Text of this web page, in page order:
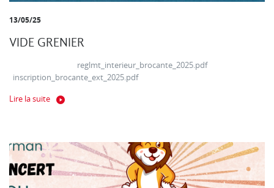
13/05/25
VIDE GRENIER
reglmt_interieur_brocante_2025.pdf
inscription_brocante_ext_2025.pdf
Lire la suite